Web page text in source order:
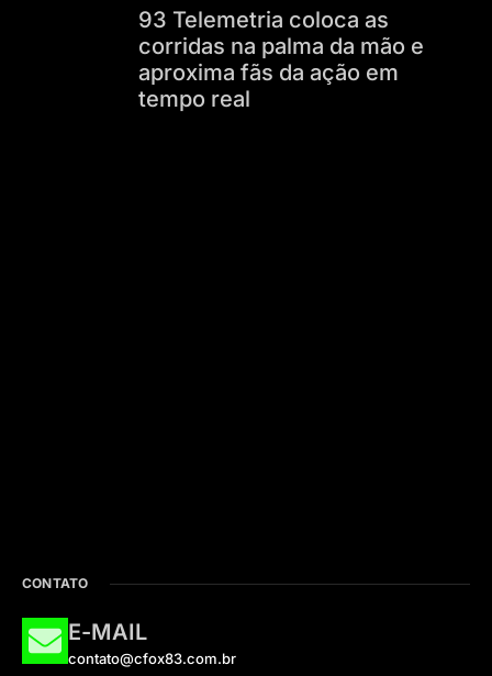
93 Telemetria coloca as
corridas na palma da mão e
aproxima fãs da ação em
tempo real
CONTATO
E-MAIL
contato@cfox83.com.br